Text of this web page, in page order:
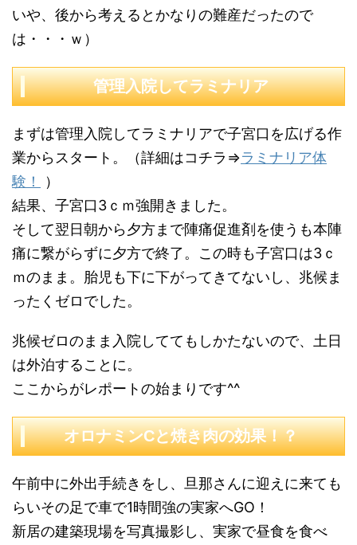
いや、後から考えるとかなりの難産だったので
は・・・ｗ）
管理入院してラミナリア
まずは管理入院してラミナリアで子宮口を広げる作
業からスタート。（詳細はコチラ⇒ラミナリア体
験！
）
結果、子宮口3ｃｍ強開きました。
そして翌日朝から夕方まで陣痛促進剤を使うも本陣
痛に繋がらずに夕方で終了。この時も子宮口は3ｃ
ｍのまま。胎児も下に下がってきてないし、兆候ま
ったくゼロでした。
兆候ゼロのまま入院しててもしかたないので、土日
は外泊することに。
ここからがレポートの始まりです^^
オロナミンCと焼き肉の効果！？
午前中に外出手続きをし、旦那さんに迎えに来ても
らいその足で車で1時間強の実家へGO！
新居の建築現場を写真撮影し、実家で昼食を食べ